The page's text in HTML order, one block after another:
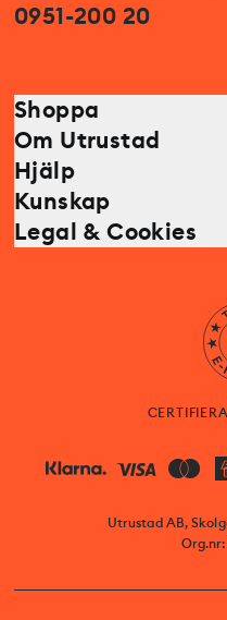
0951-200 20
Shoppa
Om Utrustad
Hjälp
Kunskap
Legal & Cookies
Utrustad AB,
Org.nr: